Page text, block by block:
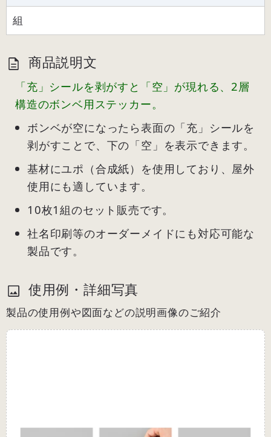
組
商品説明文
「充」シールを剥がすと「空」が現れる、2層
構造のボンベ用ステッカー。
ボンベが空になったら表面の「充」シールを
剥がすことで、下の「空」を表示できます。
基材にユポ（合成紙）を使用しており、屋外
使用にも適しています。
10枚1組のセット販売です。
社名印刷等のオーダーメイドにも対応可能な
製品です。
使用例・詳細写真
製品の使用例や図面などの説明画像のご紹介